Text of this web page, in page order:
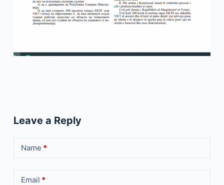
Leave a Reply
Name *
Email *